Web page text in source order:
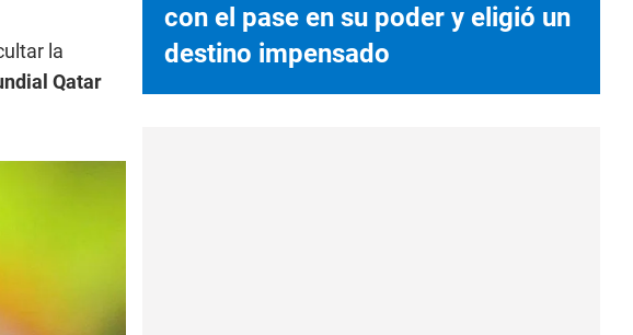
la
Qatar
con el pase en su poder y eligió un
destino impensado